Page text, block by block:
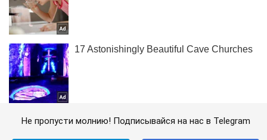
Не пропусти молнию! Подписывайся на нас в Telegram